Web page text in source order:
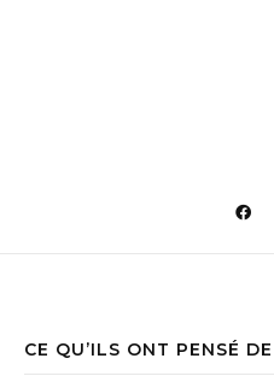
CE QU’ILS ONT PENSÉ